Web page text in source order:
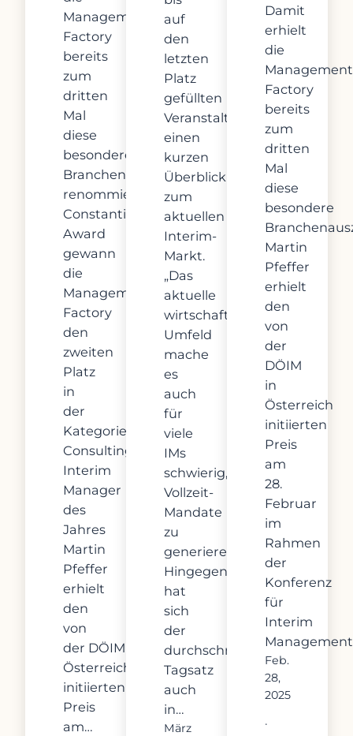
Management
Factory
bereits
zum
dritten
Mal
diese
besondere
Branchenauszeichnung. Beim
renommierten
Constantinus
Award
gewann
die
Management
Factory
den
zweiten
Platz
in
der
Kategorie
Consulting.
Interim
Manager
des
Jahres
Martin
Pfeffer
erhielt
den
von
der DÖIM in
Österreich
initiierten
Preis
am…
auf
den
letzten
Platz
gefüllten
Veranstaltungssaal
einen
kurzen
Überblick
zum
aktuellen
Interim-
Markt.
„Das
aktuelle
wirtschaftlichen
Umfeld
mache
es
auch
für
viele
IMs
schwierig,
Vollzeit-
Mandate
zu
generieren.
Hingegen
hat
sich
der
durchschnittliche
Tagsatz
auch
in…
März
Damit
erhielt
die
Management
Factory
bereits
zum
dritten
Mal
diese
besondere
Martin
Pfeffer
erhielt
den
von
der
DÖIM
in
Österreich
initiierten
Preis
am
28.
Februar
im
Rahmen
der
Konferenz
für
Interim
Feb.
28,
2025
·